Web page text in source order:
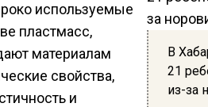
В
21
из-за
используемые
пластмасс,
материалам
свойства,
и